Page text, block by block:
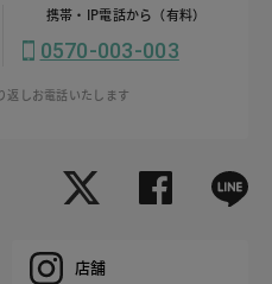
携帯・IP電話から（有料）
0570-003-003
返しお電話いたします
店舗